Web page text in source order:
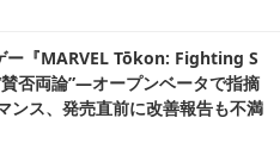
ー『MARVEL Tōkon: Fighting S
否両論”―オープンベータで指摘
ンス、発売直前に改善報告も不満